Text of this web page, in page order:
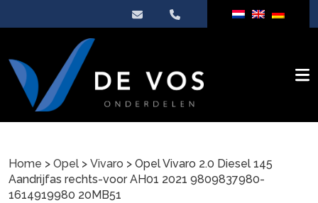
Home > Opel > Vivaro > Opel Vivaro 2.0 Diesel 145
Aandrijfas rechts-voor AH01 2021 9809837980-
1614919980 20MB51